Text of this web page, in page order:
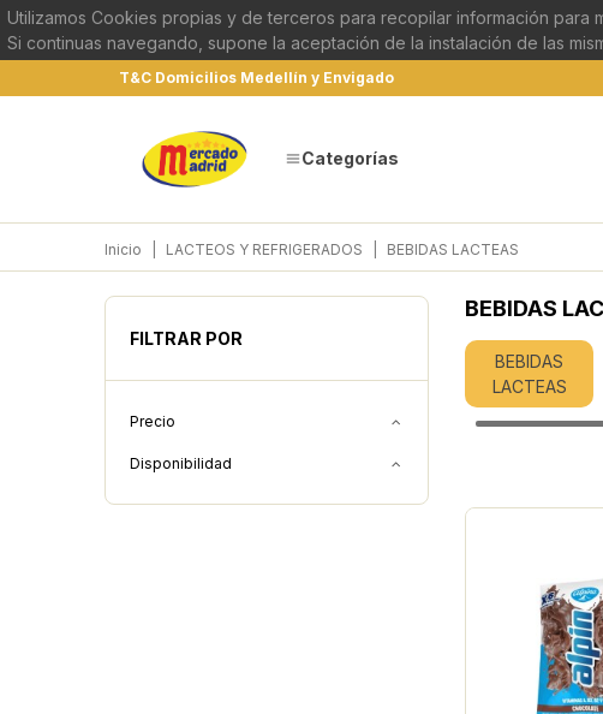
Utilizamos Cookies propias y de terceros para recopilar información
Si continuas navegando, supone la aceptación de la instalación de las
T&C Domicilios Medellín y Envigado
Categorías
Inicio LACTEOS Y REFRIGERADOS BEBIDAS LACTEAS
FILTRAR POR
Precio
Disponibilidad
BEBIDAS
BEBIDAS
LACTEAS